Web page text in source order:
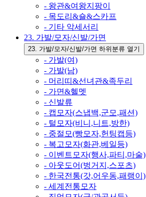
- 왕관&여왕지팡이
- 목도리&숄&스카프
- 기타 악세서리
23. 가발/모자/신발/가면
23. 가발/모자/신발/가면 하위분류 열기
- 가발(여)
- 가발(남)
- 머리띠&선녀관&족두리
- 가면&헬멧
- 신발류
- 캡모자(스냅백,군모,패션)
- 털모자(비니,니트,방한)
- 중절모(빵모자,헌팅캡등)
- 복고모자(화관,베일등)
- 이벤트모자(행사,파티,마술)
- 아웃도어(벙거지,스포츠)
- 한국전통(갓,어우동,패랭이)
- 세계전통모자